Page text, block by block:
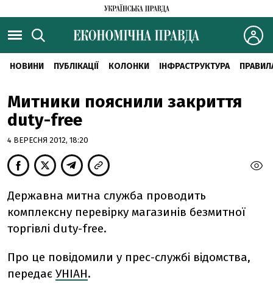
НОВИНИ ПУБЛІКАЦІЇ КОЛОНКИ ІНФРАСТРУКТУРА
Митники пояснили закриття
duty-free
4 ВЕРЕСНЯ 2012, 18:20
Державна митна служба проводить
комплексну перевірку магазинів безмитної
торгівлі duty-free.
Про це повідомили у прес-службі відомства,
передає УНІАН.